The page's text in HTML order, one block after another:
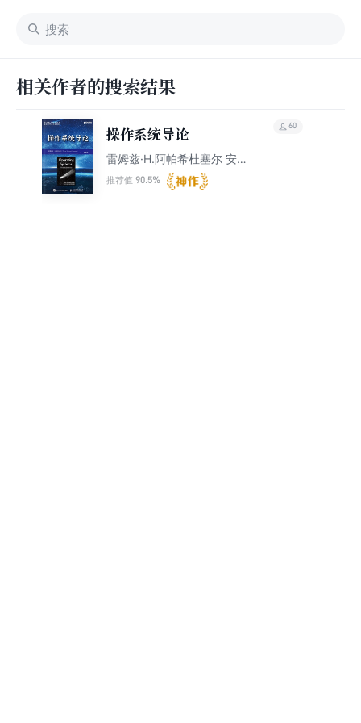
相关作者的搜索结果
操作系统导论
雷姆兹·H.阿帕希杜塞尔 安
德莉亚·C.阿帕希杜塞尔
推荐值 90.5%
60